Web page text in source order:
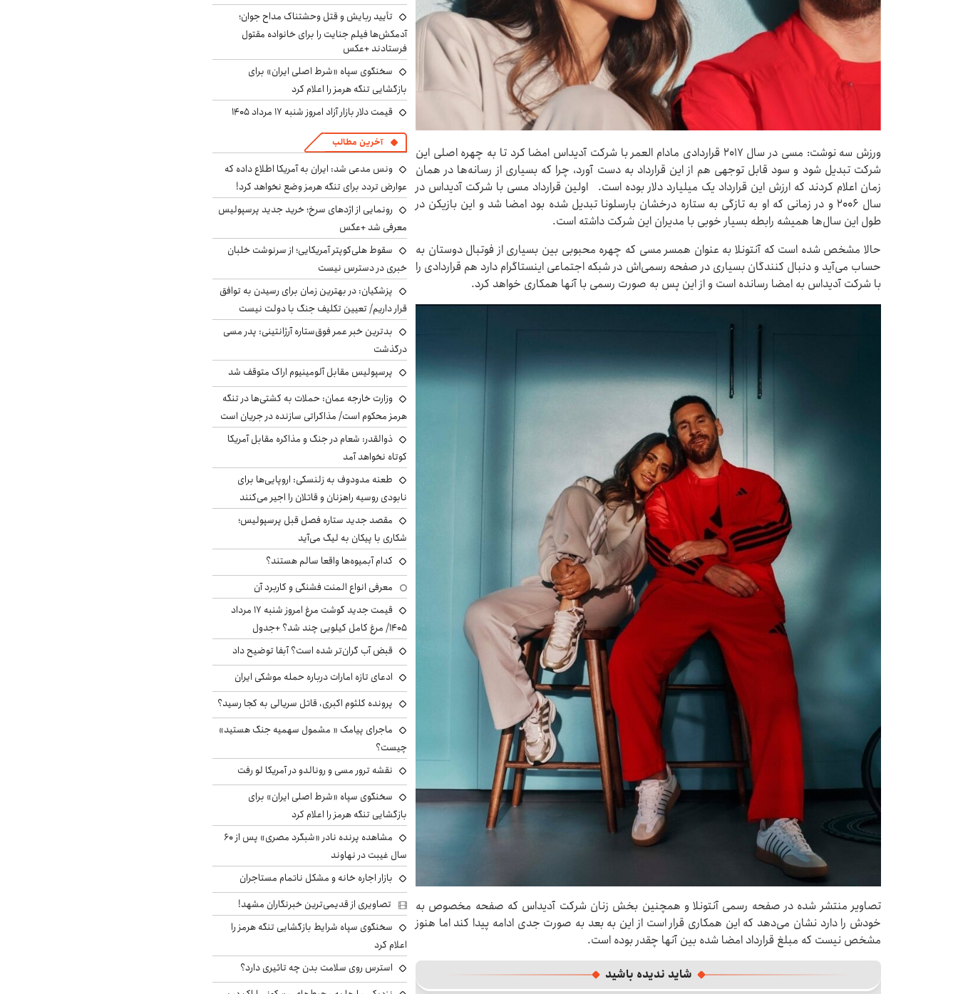
ورزش سه نوشت: مسی در سال ۲۰۱۷ قراردادی مادام العمر با شرکت آدیداس امضا کرد تا به چهره اصلی این
شرکت تبدیل شود و سود قابل توجهی هم از این قرارداد به دست آورد، چرا که بسیاری از رسانه‌ها در همان
زمان اعلام کردند که ارزش این قرارداد یک میلیارد دلار بوده است. اولین قرارداد مسی با شرکت آدیداس در
سال ۲۰۰۶ و در زمانی که او به تازگی به ستاره درخشان بارسلونا تبدیل شده بود امضا شد و این بازیکن در
طول این سال‌ها همیشه رابطه بسیار خوبی با مدیران این شرکت داشته است.
حالا مشخص شده است که آنتونلا به عنوان همسر مسی که چهره محبوبی بین بسیاری از فوتبال دوستان به
حساب می‌آید و دنبال کنندگان بسیاری در صفحه رسمی‌اش در شبکه اجتماعی اینستاگرام دارد هم قراردادی را
با شرکت آدیداس به امضا رسانده است و از این پس به صورت رسمی با آنها همکاری خواهد کرد.
تصاویر منتشر شده در صفحه رسمی آنتونلا و همچنین بخش زنان شرکت آدیداس که صفحه مخصوص به
خودش را دارد نشان می‌دهد که این همکاری قرار است از این به بعد به صورت جدی ادامه پیدا کند اما هنوز
مشخص نیست که مبلغ قرارداد امضا شده بین آنها چقدر بوده است.
شاید ندیده باشید
تأیید ربایش و قتل وحشتناک مداح جوان؛
آدمکش‌ها فیلم جنایت را برای خانواده مقتول
فرستادند +عکس
سخنگوی سپاه «شرط اصلی ایران» برای
بازگشایی تنگه هرمز را اعلام کرد
قیمت دلار بازار آزاد امروز شنبه ۱۷ مرداد ۱۴۰۵
آخرین مطالب
ونس مدعی شد: ایران به آمریکا اطلاع داده که
عوارض تردد برای تنگه هرمز وضع نخواهد کرد!
رونمایی از اژدهای سرخ؛ خرید جدید پرسپولیس
معرفی شد +عکس
سقوط هلی‌کوپتر آمریکایی؛ از سرنوشت خلبان
خبری در دسترس نیست
پزشکیان‌: در بهترین زمان برای رسیدن به توافق
قرار داریم/ تعیین تکلیف جنگ با دولت نیست
بدترین خبر عمر فوق‌ستاره آرژانتینی: پدر مسی
درگذشت
پرسپولیس مقابل آلومینیوم اراک متوقف شد
وزارت خارجه عمان: حملات به کشتی‌ها در تنگه
هرمز محکوم است/ مذاکراتی سازنده در جریان است
ذوالقدر: شعام در جنگ و مذاکره مقابل آمریکا
کوتاه نخواهد آمد
طعنه مدودوف به زلنسکی: اروپایی‌ها برای
نابودی روسیه راهزنان و قاتلان را اجیر می‌کنند
مقصد جدید ستاره فصل قبل پرسپولیس؛
شکاری با پیکان به لیگ می‌آید
کدام آبمیوه‌ها واقعا سالم هستند؟
معرفی انواع المنت فشنگی و کاربرد آن
قیمت جدید گوشت مرغ امروز شنبه ۱۷ مرداد
۱۴۰۵/ مرغ کامل کیلویی چند شد؟ +جدول
قبض آب گران‌تر شده است؟ آبفا توضیح داد
ادعای تازه امارات درباره حمله موشکی ایران
پرونده کلثوم اکبری، قاتل سریالی به کجا رسید؟
ماجرای پیامک « مشمول سهمیه جنگ هستید»
چیست؟
نقشه ترور مسی و رونالدو در آمریکا لو رفت
سخنگوی سپاه «شرط اصلی ایران» برای
بازگشایی تنگه هرمز را اعلام کرد
مشاهده پرنده نادر «شبگرد مصری» پس از ۶۰
سال غیبت در نهاوند
بازار اجاره خانه و مشکل ناتمام مستاجران
تصاویری از قدیمی‌ترین خبرنگاران مشهد!
سخنگوی سپاه شرایط بازگشایی تنگه هرمز را
اعلام کرد
استرس روی سلامت بدن چه تاثیری دارد؟